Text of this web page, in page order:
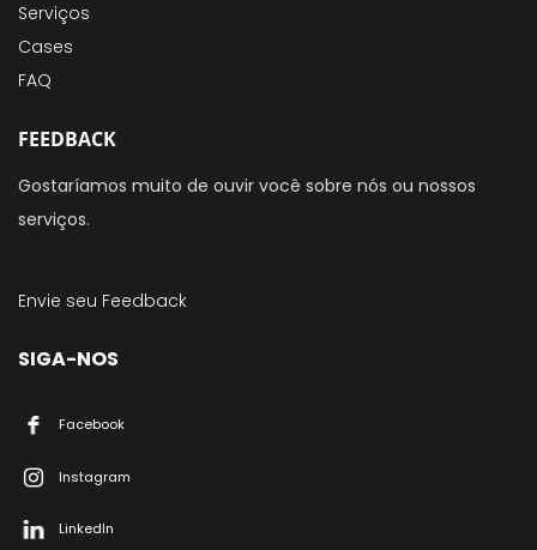
Serviços
Cases
FAQ
FEEDBACK
Gostaríamos muito de ouvir você sobre nós ou nossos
serviços.
Envie seu Feedback
SIGA-NOS
Facebook
Instagram
LinkedIn